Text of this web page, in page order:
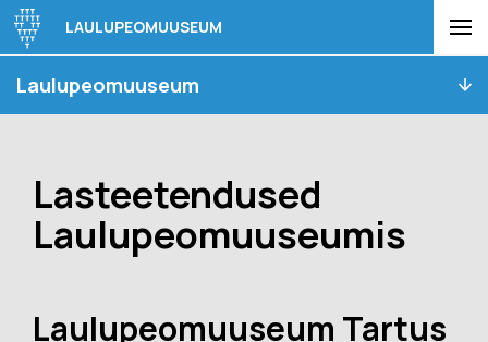
Laulupeomuuseum
LAULUPEOMUUSEUM
Lasteetendused
Laulupeomuuseumis
Laulupeomuuseum Tartus